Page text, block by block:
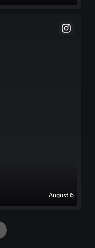
August 6